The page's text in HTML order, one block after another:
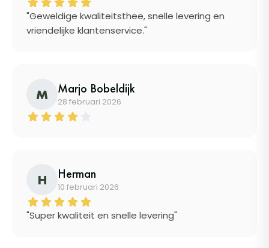
"Geweldige kwaliteitsthee, snelle levering en
vriendelijke klantenservice."
M Marjo Bobeldijk
28 februari 2026
H Herman
10 februari 2026
"Super kwaliteit en snelle levering"